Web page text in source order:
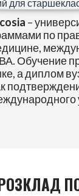
–
по
Обучение
а диплом